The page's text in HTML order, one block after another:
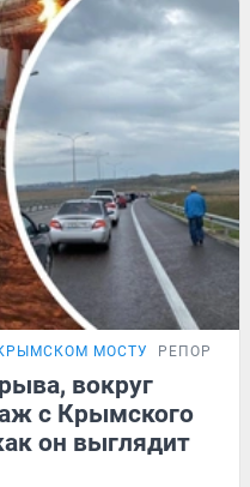
МОСТУ РЕПОРТАЖ
вокруг
с Крымского
он выглядит